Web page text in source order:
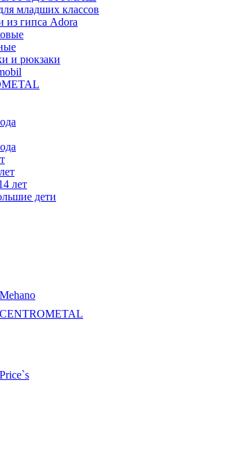
младших классов
из гипса Adora
и рюкзаки
лет
дети
Mehano
CENTROMETAL
Price`s